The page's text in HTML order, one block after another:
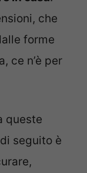
che
forme
ce n’è per
queste
seguito è